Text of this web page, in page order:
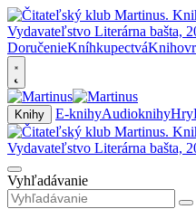
DoručenieKníhkupectvá
Knihy E-knihyAudioknihyHry
Vyhľadávanie